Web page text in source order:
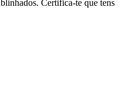
Certifica-te que tens